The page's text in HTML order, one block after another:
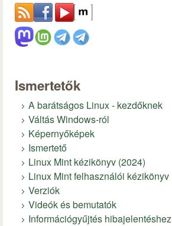
Ismertetők
A barátságos Linux - kezdőknek
Váltás Windows-ról
Képernyőképek
Ismertető
Linux Mint kézikönyv (2024)
Linux Mint felhasználói kézikönyv
Verziók
Videók és bemutatók
Információgyűjtés hibajelentéshez